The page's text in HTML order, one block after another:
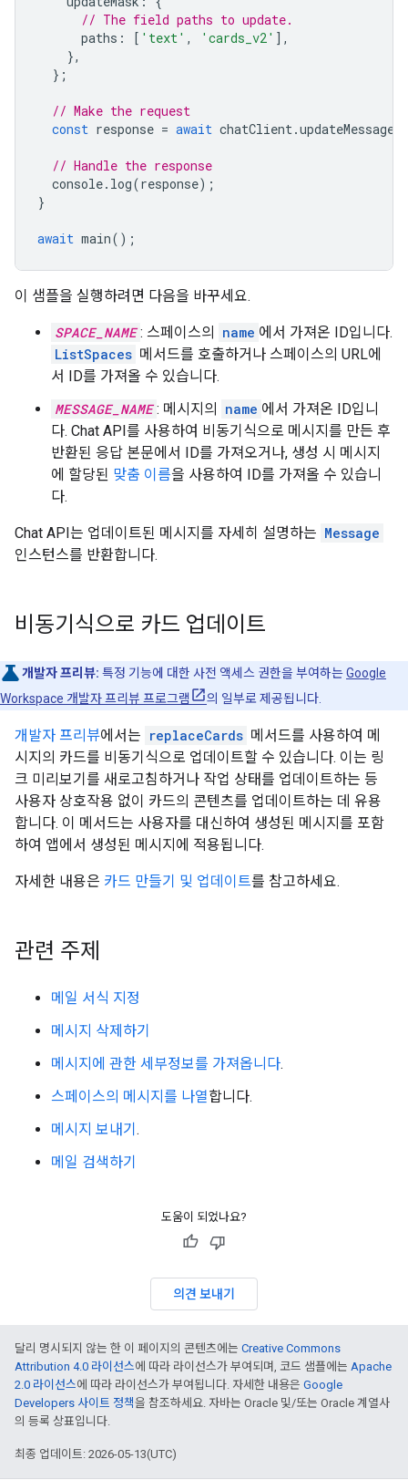
// The field paths to update.
paths : [ 'text' , 'cards_v2' ],
},
};
// Make the request
const response = await chatClient.updateMessage
// Handle the response
console. log(response);
}
await main();
이 샘플을 실행하려면 다음을 바꾸세요.
SPACE_NAME : 스페이스의 name 에서 가져온 ID입니다.
ListSpaces 메서드를 호출하거나 스페이스의 URL에
서 ID를 가져올 수 있습니다.
MESSAGE_NAME : 메시지의 name 에서 가져온 ID입니
다. Chat API를 사용하여 비동기식으로 메시지를 만든 후
반환된 응답 본문에서 ID를 가져오거나, 생성 시 메시지
에 할당된 맞춤 이름을 사용하여 ID를 가져올 수 있습니
다.
Chat API는 업데이트된 메시지를 자세히 설명하는 Message
인스턴스를 반환합니다.
비동기식으로 카드 업데이트
개발자 프리뷰: 특정 기능에 대한 사전 액세스 권한을 부여하는Google
Workspace 개발자 프리뷰 프로그램
의 일부로 제공됩니다.
개발자 프리뷰에서는 replaceCards 메서드를 사용하여 메
시지의 카드를 비동기식으로 업데이트할 수 있습니다. 이는 링
크 미리보기를 새로고침하거나 작업 상태를 업데이트하는 등
사용자 상호작용 없이 카드의 콘텐츠를 업데이트하는 데 유용
합니다. 이 메서드는 사용자를 대신하여 생성된 메시지를 포함
하여 앱에서 생성된 메시지에 적용됩니다.
자세한 내용은 카드 만들기 및 업데이트를 참고하세요.
관련 주제
메일 서식 지정
메시지 삭제하기
메시지에 관한 세부정보를 가져옵니다.
스페이스의 메시지를 나열합니다.
메시지 보내기 .
메일 검색하기
도움이 되었나요?
의견 보내기
달리 명시되지 않는 한 이 페이지의 콘텐츠에는 Creative Commons
Attribution 4.0 라이선스에 따라 라이선스가 부여되며, 코드 샘플에는 Apache
2.0 라이선스에 따라 라이선스가 부여됩니다. 자세한 내용은 Google
Developers 사이트 정책을 참조하세요. 자바는 Oracle 및/또는 Oracle 계열사
의 등록 상표입니다.
최종 업데이트: 2026-05-13(UTC)